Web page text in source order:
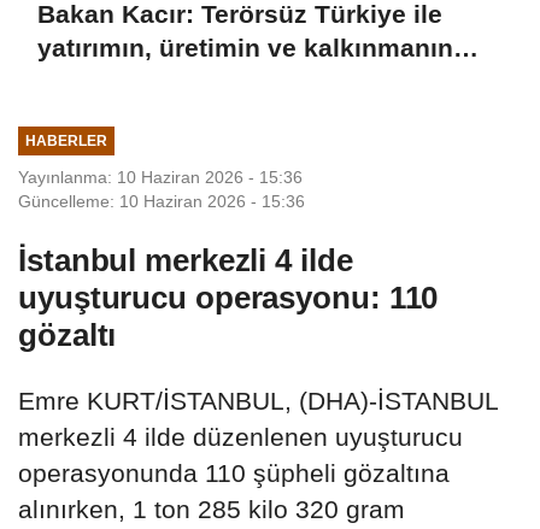
Bakan Kacır: Terörsüz Türkiye ile
yatırımın, üretimin ve kalkınmanın
HABERLER
Yayınlanma: 10 Haziran 2026 - 15:36
Güncelleme: 10 Haziran 2026 - 15:36
İstanbul merkezli 4 ilde
uyuşturucu operasyonu: 110
gözaltı
Emre KURT/İSTANBUL, (DHA)-İSTANBUL
merkezli 4 ilde düzenlenen uyuşturucu
operasyonunda 110 şüpheli gözaltına
alınırken, 1 ton 285 kilo 320 gram